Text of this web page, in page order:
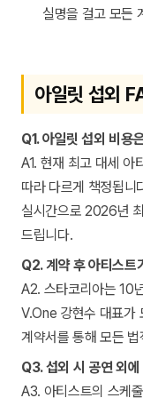
실명을 걸고 모든
아일릿 섭외
Q1. 아일릿 섭외 비용
A1. 현재 최고 대세 아
따라 다르게 책정됩니
실시간으로 2026년
드립니다.
Q2. 계약 후 아티스트
A2. 스타코리아는 10
V.One 강현수 대표가
계약서를 통해 모든
Q3. 섭외 시 공연 외
A3. 아티스트의 스케